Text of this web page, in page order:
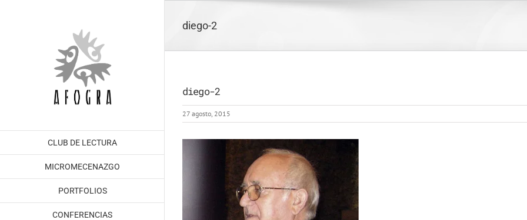
CLUB DE LECTURA
MICROMECENAZGO
PORTFOLIOS
CONFERENCIAS
diego-2
diego-2
27 agosto, 2015